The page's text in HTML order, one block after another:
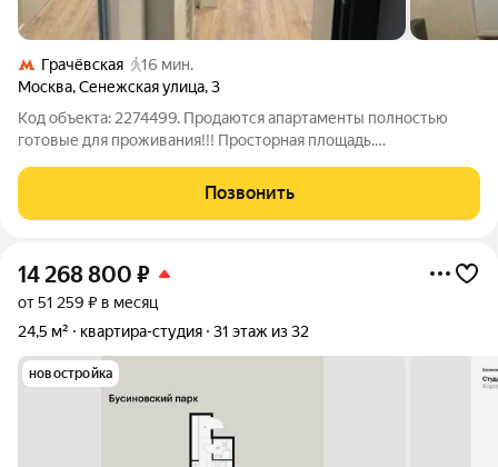
Грачёвская
16 мин.
Москва,Сенежская улица,3
Код объекта: 2274499. Продаются апартаменты полностью
готовые для проживания!!! Просторная площадь.
новому собственнику. Свободная продажа. Обременений
никаких нет. Прекрасный вариант для
Позвонить
14 268 800 ₽
от 51 259 ₽ в месяц
24,5 м²
квартира-студия 31 этаж из 32
новостройка